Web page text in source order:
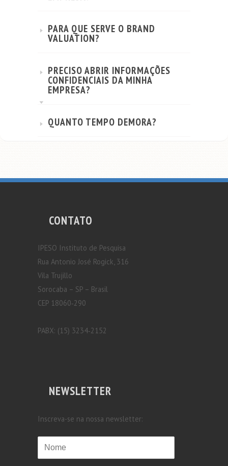
PARA QUE SERVE O BRAND
VALUATION?
PRECISO ABRIR INFORMAÇÕES
CONFIDENCIAIS DA MINHA
EMPRESA?
QUANTO TEMPO DEMORA?
CONTATO
IPESO Instituto de Pesquisa
Rua Antonio José Rogick, 316
Vila Trujillo
Sorocaba – SP – Brasil
CEP 18060‐290
PABX: (15) 3234‐2152
NEWSLETTER
Inscreva-se na nossa newsletter: